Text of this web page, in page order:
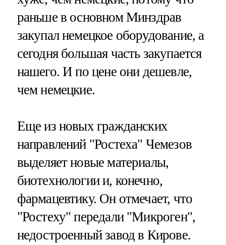
раньше в основном Минздрав
закупал немецкое оборудование, а
сегодня большая часть закупается
нашего. И по цене они дешевле,
чем немецкие.
Еще из новых гражданских
направлений "Ростеха" Чемезов
выделяет новые материалы,
биотехнологии и, конечно,
фармацевтику. Он отмечает, что
"Ростеху" передали "Микроген",
недостроенный завод в Кирове.